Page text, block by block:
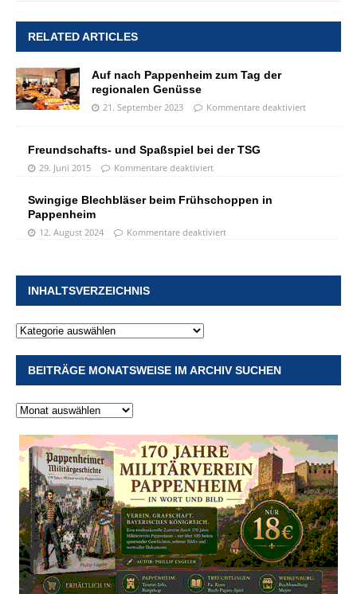
RELATED ARTICLES
Auf nach Pappenheim zum Tag der
regionalen Genüsse
21. September 2023 Kommentare deaktiviert
Freundschafts- und Spaßspiel bei der TSG
29. Juni 2015 Kommentare deaktiviert
Swingige Blechbläser beim Frühschoppen in
Pappenheim
12. August 2024 Kommentare deaktiviert
INHALTSVERZEICHNIS
BEITRÄGE MONATSWEISE IM ARCHIV SUCHEN